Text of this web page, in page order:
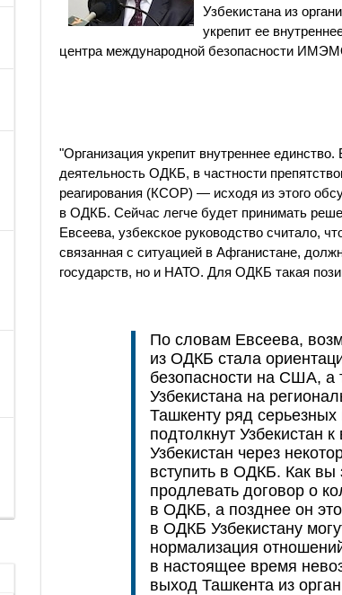
Узбекистана из
укрепит ее
центра международной безопасности
"Организация укрепит внутреннее
деятельность ОДКБ, в частности
реагирования (КСОР) — исходя из этого
в ОДКБ. Сейчас легче будет принимать
Евсеева, узбекское руководство считало,
связанная с ситуацией в Афганистане,
государств, но и НАТО. Для ОДКБ такая
По словам Евсеева,
из ОДКБ стала
безопасности на США, а
Узбекистана на
Ташкенту ряд серьезных
подтолкнут Узбекистан
Узбекистан через
вступить в ОДКБ. Как вы
продлевать договор о
в ОДКБ, а позднее он
в ОДКБ Узбекистану
нормализация
в настоящее время
выход Ташкента из